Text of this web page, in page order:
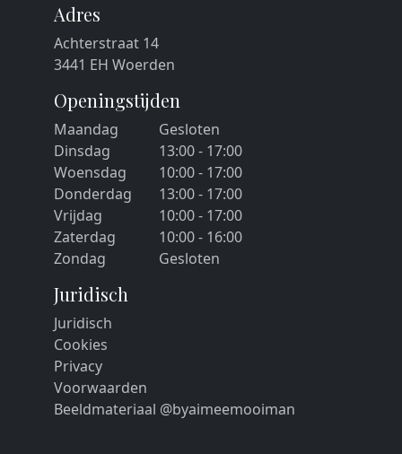
Adres
Achterstraat 14
3441 EH Woerden
Openingstijden
Maandag
Gesloten
Dinsdag
13:00 - 17:00
Woensdag
10:00 - 17:00
Donderdag
13:00 - 17:00
Vrijdag
10:00 - 17:00
Zaterdag
10:00 - 16:00
Zondag
Gesloten
Juridisch
Juridisch
Cookies
Privacy
Voorwaarden
Beeldmateriaal @byaimeemooiman